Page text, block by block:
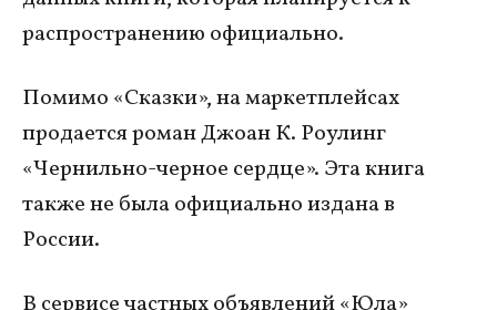
распространению официально.
Помимо «Сказки», на маркетплейсах
продается роман Джоан К. Роулинг
«Чернильно-черное сердце». Эта книга
также не была официально издана в
России.